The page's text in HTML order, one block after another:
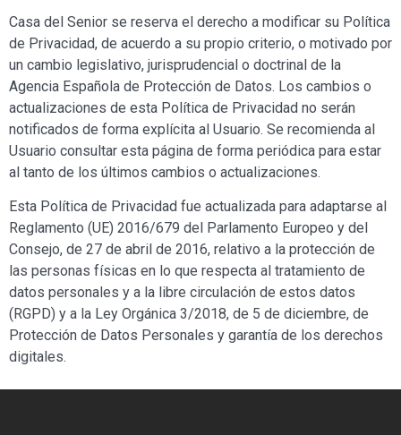
Casa del Senior se reserva el derecho a modificar su Política
de Privacidad, de acuerdo a su propio criterio, o motivado por
un cambio legislativo, jurisprudencial o doctrinal de la
Agencia Española de Protección de Datos. Los cambios o
actualizaciones de esta Política de Privacidad no serán
notificados de forma explícita al Usuario. Se recomienda al
Usuario consultar esta página de forma periódica para estar
al tanto de los últimos cambios o actualizaciones.
Esta Política de Privacidad fue actualizada para adaptarse al
Reglamento (UE) 2016/679 del Parlamento Europeo y del
Consejo, de 27 de abril de 2016, relativo a la protección de
las personas físicas en lo que respecta al tratamiento de
datos personales y a la libre circulación de estos datos
(RGPD) y a la Ley Orgánica 3/2018, de 5 de diciembre, de
Protección de Datos Personales y garantía de los derechos
digitales.